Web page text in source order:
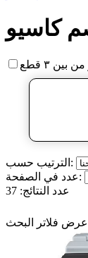
بين ٣ قطع
الترتيب حسب:
عدد في الصفحة:
عدد النتائج: 37
عرض فلاتر البحث